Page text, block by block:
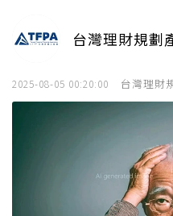
台灣理財規劃
2025-08-05 00:20:00 台灣理財